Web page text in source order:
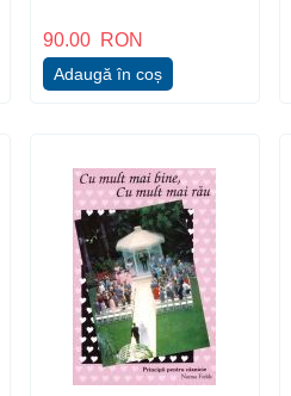
90.00 RON
Adaugă în coș